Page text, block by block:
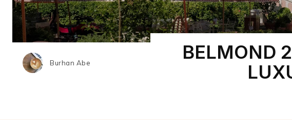
Burhan Abe
BELMOND